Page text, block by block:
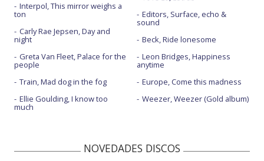
Interpol, This mirror weighs a
ton
Carly Rae Jepsen, Day and
night
Greta Van Fleet, Palace for the
people
Train, Mad dog in the fog
Ellie Goulding, I know too
much
Editors, Surface, echo &
sound
Beck, Ride lonesome
Leon Bridges, Happiness
anytime
Europe, Come this madness
Weezer, Weezer (Gold album)
NOVEDADES DISCOS